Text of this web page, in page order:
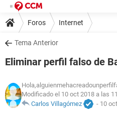
Foros Internet
Tema Anterior
Eliminar perfil falso de
Modificado el 10 oct 2018 a las
Carlos Villagómez
- 10